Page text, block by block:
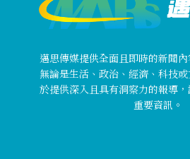
邁思傳媒提供全面且即時的新聞內
無論是生活、政治、經濟、科技
於提供深入且具有洞察力的報導
重要資訊。